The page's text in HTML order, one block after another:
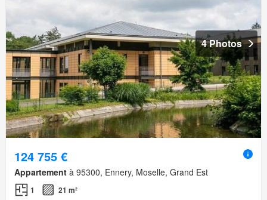
4 Photos
124 755 €
Appartement à 95300, Ennery, Moselle, Grand Est
1
21 m²